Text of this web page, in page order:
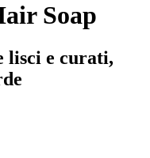
Soap
lisci e curati,